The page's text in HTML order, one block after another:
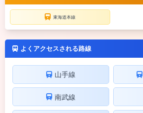
東海道本線
よくアクセスされる路線
山手線
南武線